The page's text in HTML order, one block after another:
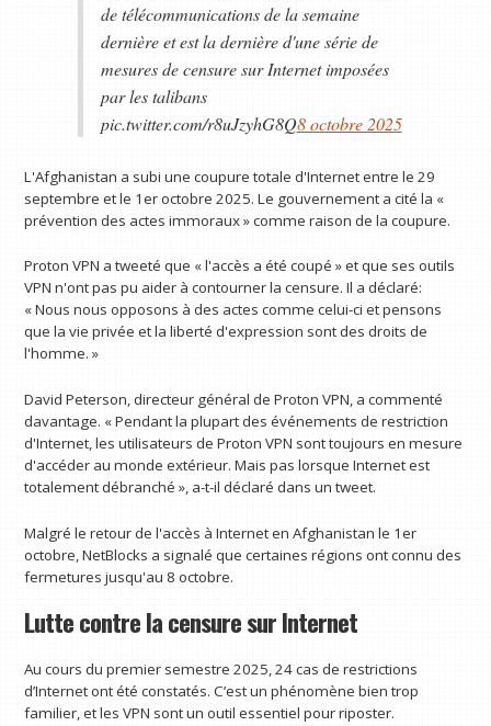
de télécommunications de la semaine
dernière et est la dernière d'une série de
mesures de censure sur Internet imposées
par les talibans
pic.twitter.com/r8uJzyhG8Q8 octobre 2025
L'Afghanistan a subi une coupure totale d'Internet entre le 29
septembre et le 1er octobre 2025. Le gouvernement a cité la «
prévention des actes immoraux » comme raison de la coupure.
Proton VPN a tweeté que « l'accès a été coupé » et que ses outils
VPN n'ont pas pu aider à contourner la censure. Il a déclaré:
« Nous nous opposons à des actes comme celui-ci et pensons
que la vie privée et la liberté d'expression sont des droits de
l'homme. »
David Peterson, directeur général de Proton VPN, a commenté
davantage. « Pendant la plupart des événements de restriction
d'Internet, les utilisateurs de Proton VPN sont toujours en mesure
d'accéder au monde extérieur. Mais pas lorsque Internet est
totalement débranché », a-t-il déclaré dans un tweet.
Malgré le retour de l'accès à Internet en Afghanistan le 1er
octobre, NetBlocks a signalé que certaines régions ont connu des
fermetures jusqu'au 8 octobre.
Lutte contre la censure sur Internet
Au cours du premier semestre 2025, 24 cas de restrictions
d’Internet ont été constatés. C’est un phénomène bien trop
familier, et les VPN sont un outil essentiel pour riposter.